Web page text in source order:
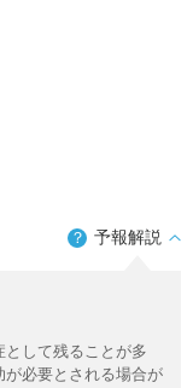
？ 予報解説
して残ることが多
が必要とされる場合が